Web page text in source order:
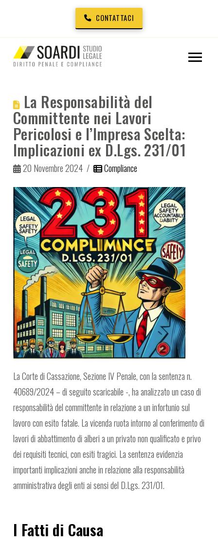
CONTATTACI
La Responsabilità del
Committente nei Lavori
Pericolosi e l’Impresa Scelta:
Implicazioni ex D.Lgs. 231/01
20 Novembre 2024 Compliance
La Corte di Cassazione, Sezione IV Penale, con la sentenza n.
40689/2024 – di seguito scaricabile -, ha analizzato un caso di
responsabilità del committente in relazione a un infortunio sul
lavoro con esito fatale. La vicenda ruota intorno al conferimento di
lavori di abbattimento di alberi a un privato non qualificato e privo
dei requisiti tecnici, con esiti tragici. La sentenza evidenzia
importanti implicazioni anche in relazione alla responsabilità
amministrativa degli enti ai sensi del D.Lgs. 231/01.
I Fatti di Causa